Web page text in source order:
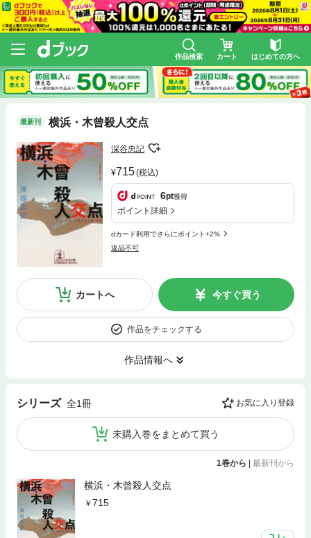
作品検索 カート はじめての方へ
最新刊 横浜・木曾殺人交点
深谷忠記
715(税込)
6pt獲得
ポイント詳細
dカード利用でさらにポイント+2%
返品不可
カートへ 今すぐ買う
作品をチェックする
作品情報へ
シリーズ 全1冊 お気に入り登録
未購入巻をまとめて買う
1巻から | 最新刊から
横浜・木曾殺人交点
715